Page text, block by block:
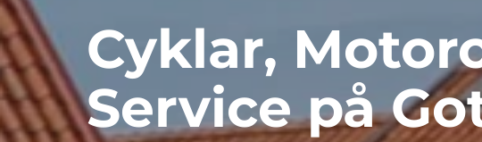
Cyklar,
Service på